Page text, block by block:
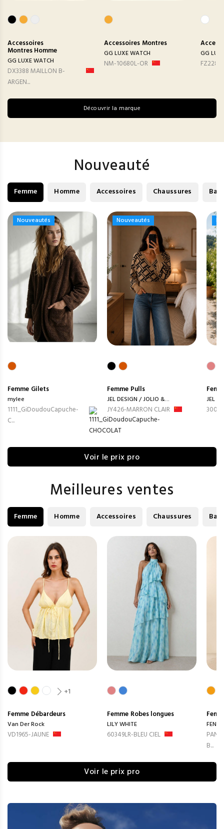
Accessoires
Montres Homme
GG LUXE WATCH
DX3388 MAILLON B-
ARGEN...
Accessoires Montres
GG LUXE WATCH
NM-10680L-OR
GG
FZ2282
Découvrir la marque
Nouveauté
Femme Homme Accessoires Chaussures
Nouveautés
Nouveautés
Femme Gilets
mylee
1111_GiDoudouCapuche-
C...
Nouveautés
Nouveautés
Femme Pulls
JEL DESIGN / JOLIO &...
JY426-MARRON CLAIR
JEL
3009-
Voir le prix pro
Meilleures ventes
Femme Homme Accessoires Chaussures
+1
Femme Débardeurs
Van Der Rock
VD1965-JAUNE
Femme Robes longues
LILY WHITE
60349LR-BLEU CIEL
B...
Voir le prix pro